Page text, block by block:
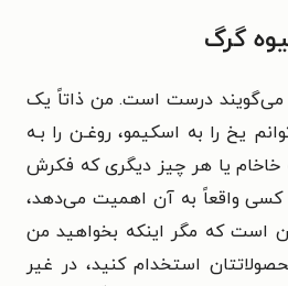
گرگ
می‌گویند درست است. من ذاتاً یک
یخ را به اسکیمو، روغـن را بـه
خاخام یا هر چیز دیگری که فکرش
کسی واقعاً به آن اهمیت می‌دهد،
است که مگر اینکه بخواهید من
استخدام کنید، در غیر